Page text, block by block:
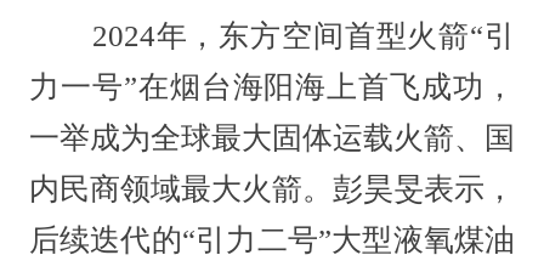
2024年，东方空间首型火箭“引
力一号”在烟台海阳海上首飞成功，
一举成为全球最大固体运载火箭、国
内民商领域最大火箭。彭昊旻表示，
后续迭代的“引力二号”大型液氧煤油